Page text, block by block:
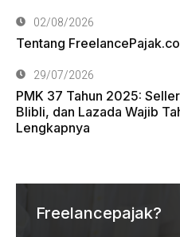
02/08/2026
Tentang
29/07/2026
PMK 37 Tahun 2025:
Blibli, dan Lazada Wajib
Lengkapnya
Freelancepajak?